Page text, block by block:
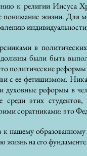
к религии Иисуса
жизни. Для
в политических
были быть
политические
с ее фетишизмом.
духовные реформы в
среди этих
соратниками: это
нашему
жизнь на его